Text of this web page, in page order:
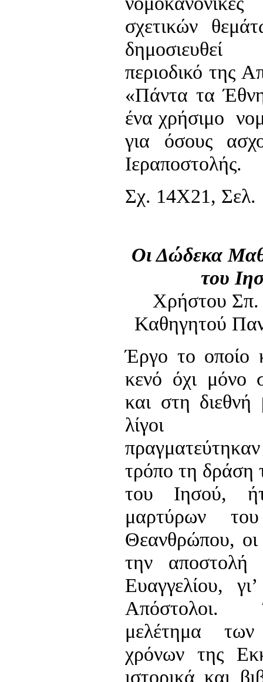
σχετικών
περιοδικό της
«Πάντα τα
ένα χρήσιμο
για όσους
Ιεραποστολής.
Σχ. 14Χ21, Σελ.
Οι Δώδεκα
του
Χρήστου
Καθηγητού
Έργο το οποίο
κενό όχι μόνο
και στη διεθνή
λίγοι
τρόπο τη
του Ιησού,
μαρτύρων
Θεανθρώπου, οι
την αποστολή
Ευαγγελίου,
Απόστολοι.
μελέτημα
χρόνων της
ιστορικά και